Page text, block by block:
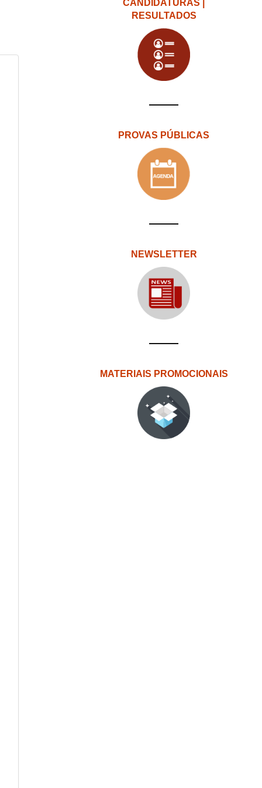
CANDIDATURAS |
RESULTADOS
PROVAS PÚBLICAS
NEWSLETTER
MATERIAIS PROMOCIONAIS